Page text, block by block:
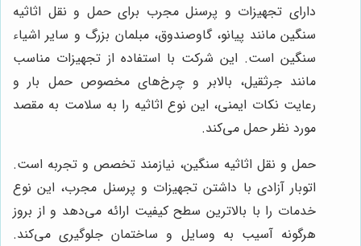
دارای تجهیزات و پرسنل مجرب برای حمل و نقل اثاثیه
سنگین مانند پیانو، گاوصندوق، مبلمان بزرگ و سایر اشیاء
سنگین است. این شرکت با استفاده از تجهیزات مناسب
مانند جرثقیل، بالابر و چرخ‌های مخصوص حمل بار و
رعایت نکات ایمنی، این نوع اثاثیه را به سلامت به مقصد
مورد نظر حمل می‌کند.
حمل و نقل اثاثیه سنگین، نیازمند تخصص و تجربه است.
اتوبار آزادی با داشتن تجهیزات و پرسنل مجرب، این نوع
خدمات را با بالاترین سطح کیفیت ارائه می‌دهد و از بروز
هرگونه آسیب به وسایل و ساختمان جلوگیری می‌کند.